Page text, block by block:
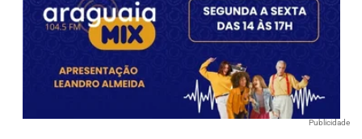
Publicidade